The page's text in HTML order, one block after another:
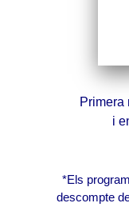
Primera
i
*Els
descompte